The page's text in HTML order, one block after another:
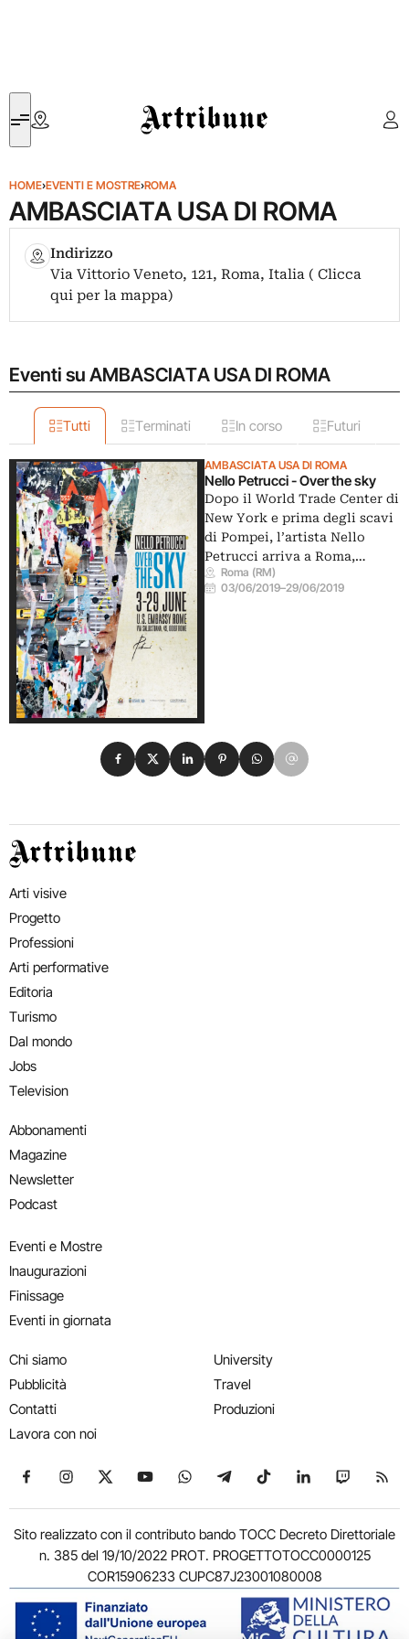
Artribune
HOME›EVENTI E MOSTRE›ROMA
AMBASCIATA USA DI ROMA
Indirizzo
Via Vittorio Veneto, 121, Roma, Italia ( Clicca
qui per la mappa)
Eventi su AMBASCIATA USA DI ROMA
Tutti Terminati In corso Futuri
AMBASCIATA USA DI ROMA
Nello Petrucci - Over the sky
Dopo il World Trade Center di
New York e prima degli scavi
di Pompei, l’artista Nello
Petrucci arriva a Roma,…
Roma (RM)
03/06/2019–29/06/2019
Condividi su Facebook
Condividi su X
Condividi su LinkedIn
Condividi su Pinterest
Condividi su WhatsApp
Condividi su Email
Artribune
Arti visive
Progetto
Professioni
Arti performative
Editoria
Turismo
Dal mondo
Jobs
Television
Abbonamenti
Magazine
Newsletter
Podcast
Eventi e Mostre
Inaugurazioni
Finissage
Eventi in giornata
Chi siamo
Pubblicità
Contatti
Lavora con noi
University
Travel
Produzioni
Seguici su Facebook
Seguici su Instagram
Seguici su X
Seguici su YouTube
Seguici su WhatsApp
Seguici su Telegram
Seguici su TikTok
Seguici su
Seguici
Sito realizzato con il contributo bando TOCC Decreto Direttoriale
n. 385 del 19/10/2022 PROT. PROGETTOTOCC0000125
COR15906233 CUPC87J23001080008